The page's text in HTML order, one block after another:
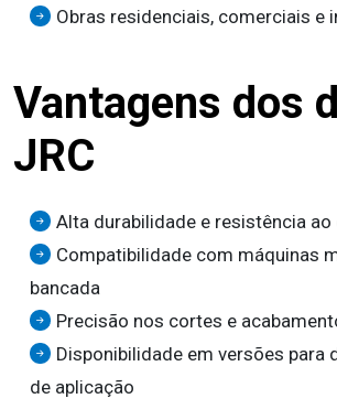
Obras residenciais, comerciais e
Vantagens dos
JRC
Alta durabilidade e resistência
Compatibilidade com máquinas
bancada
Precisão nos cortes e
Disponibilidade em versões para
de aplicação